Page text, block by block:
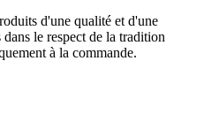
d'une qualité et d'une
le respect de la tradition
à la commande.